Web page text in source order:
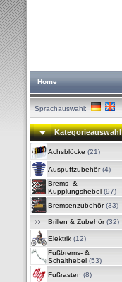
Home
Sprachauswahl:
Kategorieauswahl
Achsblöcke (21)
Auspuffzubehör(4)
Brems- &
Kupplungshebel (97)
Bremsenzubehör(33)
Brillen & Zubehör(32)
Elektrik (12)
Fußbrems- &
Schalthebel (53)
Fußrasten (8)